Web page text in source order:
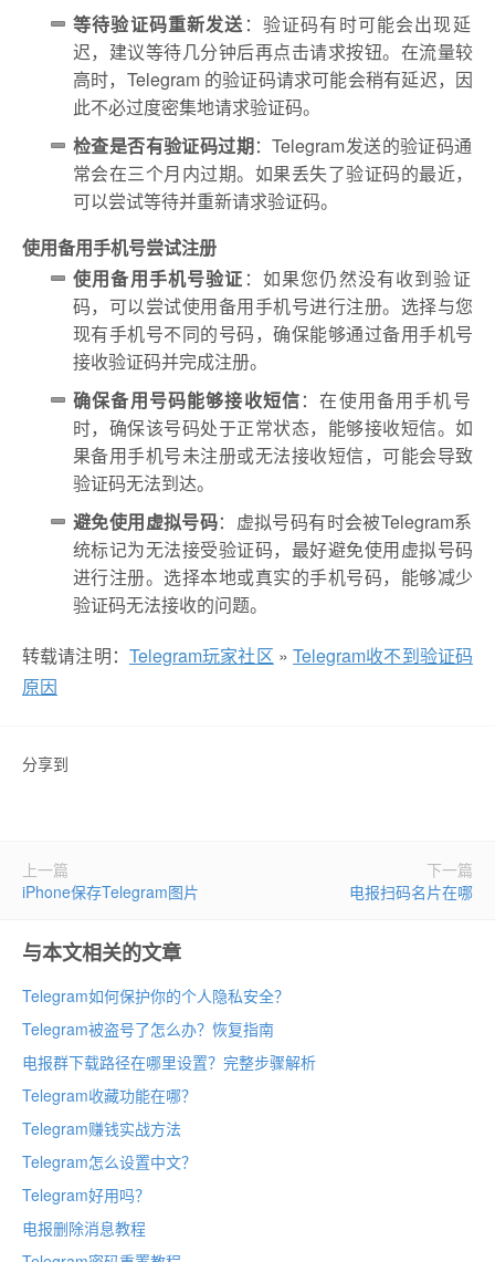
等待验证码重新发送：验证码有时可能会出现延
迟，建议等待几分钟后再点击请求按钮。在流量较
高时，Telegram 的验证码请求可能会稍有延迟，因
此不必过度密集地请求验证码。
检查是否有验证码过期：Telegram发送的验证码通
常会在三个月内过期。如果丢失了验证码的最近，
可以尝试等待并重新请求验证码。
使用备用手机号尝试注册
使用备用手机号验证 ：如果您仍然没有收到验证
码，可以尝试使用备用手机号进行注册。选择与您
现有手机号不同的号码，确保能够通过备用手机号
接收验证码并完成注册。
确保备用号码能够接收短信：在使用备用手机号
时，确保该号码处于正常状态，能够接收短信。如
果备用手机号未注册或无法接收短信，可能会导致
验证码无法到达。
避免使用虚拟号码：虚拟号码有时会被Telegram系
统标记为无法接受验证码，最好避免使用虚拟号码
进行注册。选择本地或真实的手机号码，能够减少
验证码无法接收的问题。
转载请注明： Telegram玩家社区 »Telegram收不到验证码
原因
分享到
上一篇
iPhone保存Telegram图片
下一篇
电报扫码名片在哪
与本文相关的文章
Telegram如何保护你的个人隐私安全？
Telegram被盗号了怎么办？恢复指南
电报群下载路径在哪里设置？完整步骤解析
Telegram收藏功能在哪？
Telegram赚钱实战方法
Telegram怎么设置中文？
Telegram好用吗？
电报删除消息教程